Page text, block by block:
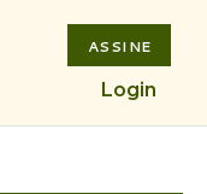
ASSINE
Login